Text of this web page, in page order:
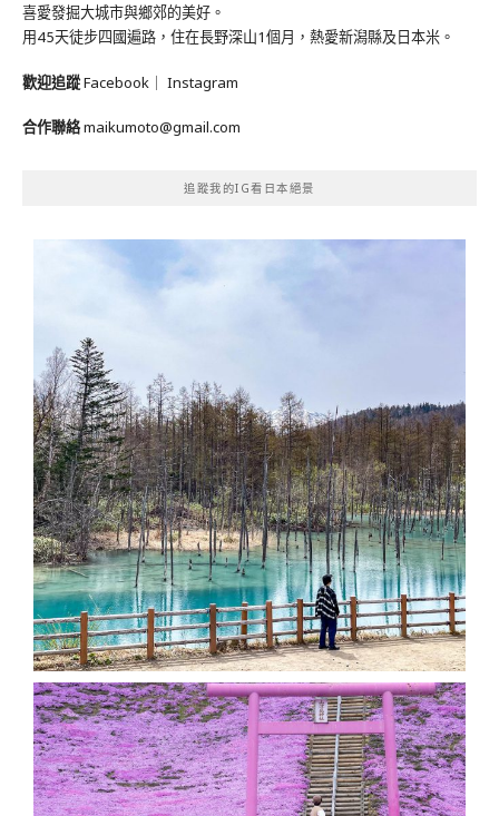
喜愛發掘大城市與鄉郊的美好。
用45天徒步四國遍路，住在長野深山1個月，熱愛新潟縣及日本米。
歡迎追蹤Facebook ｜ Instagram
合作聯絡maikumoto@gmail.com
追蹤我的IG看日本絕景